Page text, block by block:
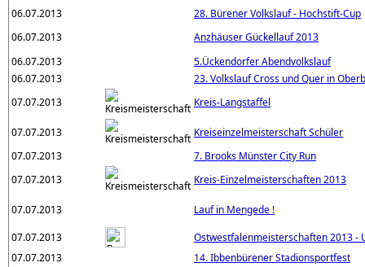
06.07.2013
28. Bürener Volkslauf - Hochstift-Cup
06.07.2013
Anzhäuser Gückellauf 2013
06.07.2013
5.Ückendorfer Abendvolkslauf
06.07.2013
23. Volkslauf Cross und Quer in
07.07.2013
Kreis-Langstaffel
07.07.2013
Kreiseinzelmeisterschaft Schüler
07.07.2013
7. Brooks Münster City Run
07.07.2013
Kreis-Einzelmeisterschaften 2013
07.07.2013
Lauf in Mengede !
07.07.2013
Ostwestfalenmeisterschaften 2013 -
07.07.2013
14. Ibbenbürener Stadionsportfest